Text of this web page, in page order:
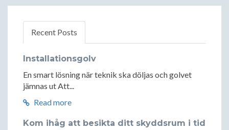
Recent Posts
Installationsgolv
En smart lösning när teknik ska döljas och golvet
jämnas ut Att...
Read more
Kom ihåg att besikta ditt skyddsrum i tid